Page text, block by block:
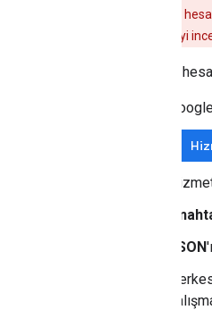
Güvenli hizmet
başlıklı makaleyi
Hizmet
JSON